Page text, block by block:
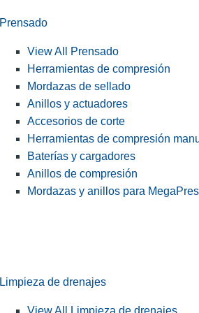
Prensado
View All Prensado
Herramientas de compresión
Mordazas de sellado
Anillos y actuadores
Accesorios de corte
Herramientas de compresión
Baterías y cargadores
Anillos de compresión
Mordazas y anillos para
Limpieza de drenajes
View All Limpieza de drenajes